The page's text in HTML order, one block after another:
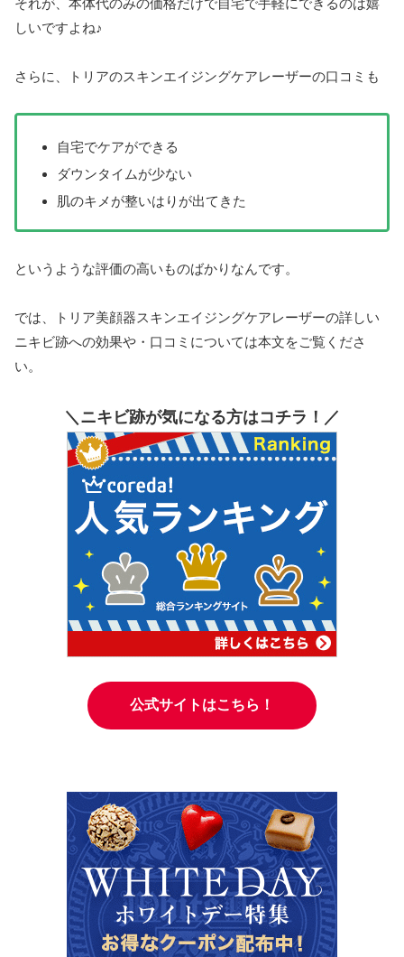
それが、本体代のみの価格だけで自宅で手軽にできるのは嬉
しいですよね♪
さらに、トリアのスキンエイジングケアレーザーの口コミも
自宅でケアができる
ダウンタイムが少ない
肌のキメが整いはりが出てきた
というような評価の高いものばかりなんです。
では、トリア美顔器スキンエイジングケアレーザーの詳しい
ニキビ跡への効果や・口コミについては本文をご覧くださ
い。
＼ニキビ跡が気になる方はコチラ！／
公式サイトはこちら！